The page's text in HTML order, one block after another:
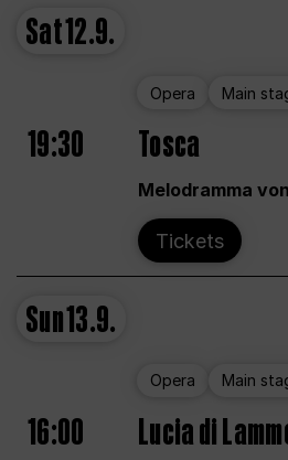
Sat12.9.
Opera Main
19:30 Tosca
Melodramma
Tickets
Sun13.9.
Opera Main
16:00 Lucia di